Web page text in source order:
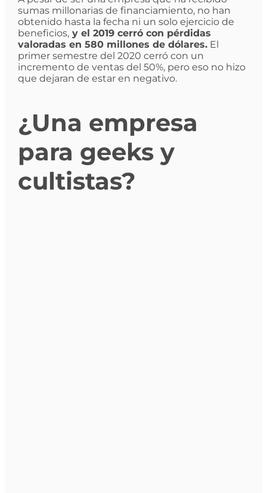
sumas millonarias de financiamiento, no han
obtenido hasta la fecha ni un solo ejercicio de
beneficios,y el 2019 cerró con pérdidas
valoradas en 580 millones de dólares.El
primer semestre del 2020 cerró con un
incremento de ventas del 50%, pero eso no hizo
que dejaran de estar en negativo.
¿Una empresa
para geeks y
cultistas?